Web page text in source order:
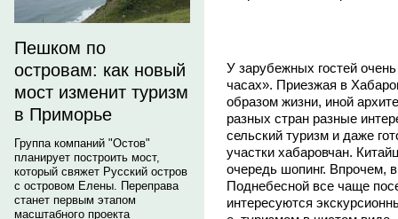
Пешком по
островам: как новый
мост изменит туризм
в Приморье
Группа компаний "Остов"
планирует построить мост,
который свяжет Русский остров
с островом Елены. Переправа
станет первым этапом
масштабного проекта
У зарубежных гостей
часах». Приезжая в
образом жизни, иной
разных стран разные
сельский туризм и даже
участки хабаровчан.
очередь шопинг. Впрочем,
Поднебесной все чаще
интересуются